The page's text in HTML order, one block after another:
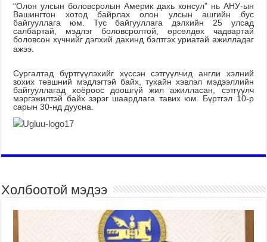
“Олон улсын боловсролын Америк дахь консул” нь АНУ-ын
Вашингтон хотод байрлах олон улсын ашгийн бус
байгууллага юм. Тус байгууллага дэлхийн 25 улсад
салбартай, мэдлэг боловсролтой, өрсөлдөх чадвартай
боловсон хүчнийг дэлхий дахинд бэлтгэх уриатай ажилладаг
ажээ.
Сургалтад бүртгүүлэхийг хүссэн сэтгүүлчид англи хэлний
зохих төвшний мэдлэгтэй байх, тухайн хэвлэл мэдээллийн
байгууллагад хоёроос доошгүй жил ажилласан, сэтгүүлч
мэргэжилтэй байх зэрэг шаардлага тавих юм. Бүртгэл 10-р
сарын 30-нд дуусна.
Холбоотой мэдээ